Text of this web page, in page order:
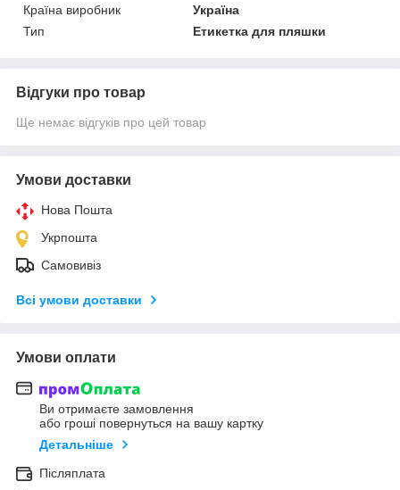
Країна виробник
Україна
Тип
Етикетка для пляшки
Відгуки про товар
Ще немає відгуків про цей товар
Умови доставки
Нова Пошта
Укрпошта
Самовивіз
Всі умови доставки
Умови оплати
Ви отримаєте замовлення
або гроші повернуться на вашу картку
Детальніше
Післяплата